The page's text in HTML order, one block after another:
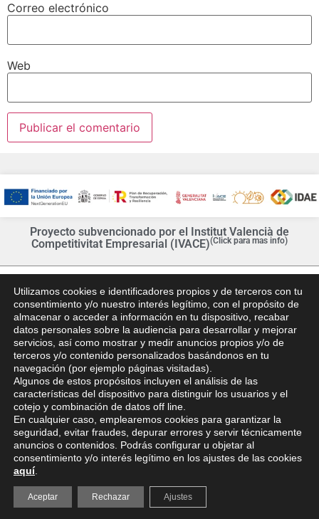
Correo electrónico
Web
Proyecto subvencionado por el Institut Valencià de
Competitivitat Empresarial (IVACE)(Click para mas info)
Web Oficial - Mejor Precio Garantizado
Calle Arrecife, 7, 03185 Torrevieja, Alicante – España |
reservas@hoteltorrejoven.com
+34 965 70 71 45
© 2019 Hotel Torrejoven by
Política de Cookies|Aviso Legal|Política de Privacidad
Utilizamos cookies e identificadores propios y de terceros con tu
consentimiento y/o nuestro interés legítimo, con el propósito de
almacenar o acceder a información en tu dispositivo, recabar
datos personales sobre la audiencia para desarrollar y mejorar
servicios, así como mostrar y medir anuncios propios y/o de
terceros y/o contenido personalizados basándonos en tu
navegación (por ejemplo páginas visitadas).
Algunos de estos propósitos incluyen el análisis de las
características del dispositivo para distinguir los usuarios y el
cotejo y combinación de datos off line.
En cualquier caso, emplearemos cookies para garantizar la
seguridad, evitar fraudes, depurar errores y servir técnicamente
anuncios o contenidos. Podrás configurar u objetar al
consentimiento y/o interés legítimo en los ajustes de las cookies
aquí.
Aceptar Rechazar Ajustes